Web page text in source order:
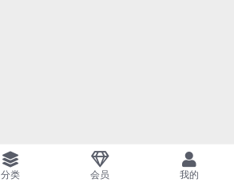
分类 会员 我的